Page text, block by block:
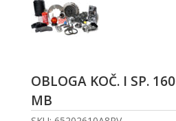
OBLOGA KOČ. I SP. 160
MB